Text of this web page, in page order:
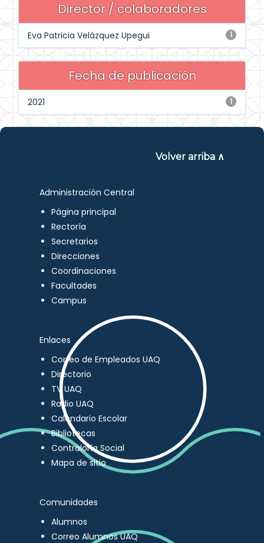
Director / colaboradores
1
Eva Patricia Velázquez Upegui
Fecha de publicación
1
2021
Volver arriba ∧
Administración Central
Página principal
Rectoría
Secretarios
Direcciones
Coordinaciones
Facultades
Campus
Enlaces
Correo de Empleados UAQ
Directorio
TV UAQ
Radio UAQ
Calendario Escolar
Bibliotecas
Contraloría Social
Mapa de sitio
Comunidades
Alumnos
Correo Alumnos UAQ